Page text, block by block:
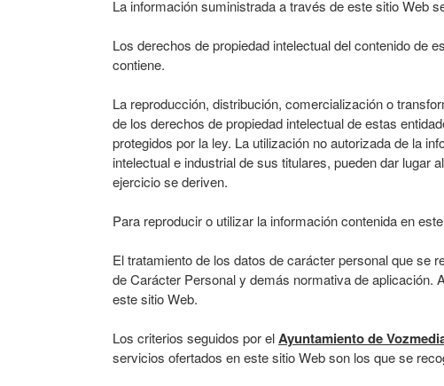
La información suministrada a través de este sitio Web
Los derechos de propiedad intelectual del contenido de
contiene.
La reproducción, distribución, comercialización o
de los derechos de propiedad intelectual de estas
protegidos por la ley. La utilización no autorizada de la
intelectual e industrial de sus titulares, pueden dar lugar
ejercicio se deriven.
Para reproducir o utilizar la información contenida en
El tratamiento de los datos de carácter personal que se
de Carácter Personal y demás normativa de aplicación.
este sitio Web.
Los criterios seguidos por elAyuntamiento de
servicios ofertados en este sitio Web son los que se